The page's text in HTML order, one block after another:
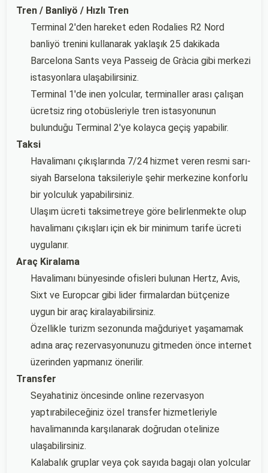
Tren / Banliyö / Hızlı Tren
Terminal 2'den hareket eden Rodalies R2 Nord
banliyö trenini kullanarak yaklaşık 25 dakikada
Barcelona Sants veya Passeig de Gràcia gibi merkezi
istasyonlara ulaşabilirsiniz.
Terminal 1'de inen yolcular, terminaller arası çalışan
ücretsiz ring otobüsleriyle tren istasyonunun
bulunduğu Terminal 2'ye kolayca geçiş yapabilir.
Taksi
Havalimanı çıkışlarında 7/24 hizmet veren resmi sarı-
siyah Barselona taksileriyle şehir merkezine konforlu
bir yolculuk yapabilirsiniz.
Ulaşım ücreti taksimetreye göre belirlenmekte olup
havalimanı çıkışları için ek bir minimum tarife ücreti
uygulanır.
Araç Kiralama
Havalimanı bünyesinde ofisleri bulunan Hertz, Avis,
Sixt ve Europcar gibi lider firmalardan bütçenize
uygun bir araç kiralayabilirsiniz.
Özellikle turizm sezonunda mağduriyet yaşamamak
adına araç rezervasyonunuzu gitmeden önce internet
üzerinden yapmanız önerilir.
Transfer
Seyahatiniz öncesinde online rezervasyon
yaptırabileceğiniz özel transfer hizmetleriyle
havalimanında karşılanarak doğrudan otelinize
ulaşabilirsiniz.
Kalabalık gruplar veya çok sayıda bagajı olan yolcular